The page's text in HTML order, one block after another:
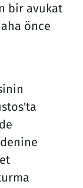
bir avukat
önce